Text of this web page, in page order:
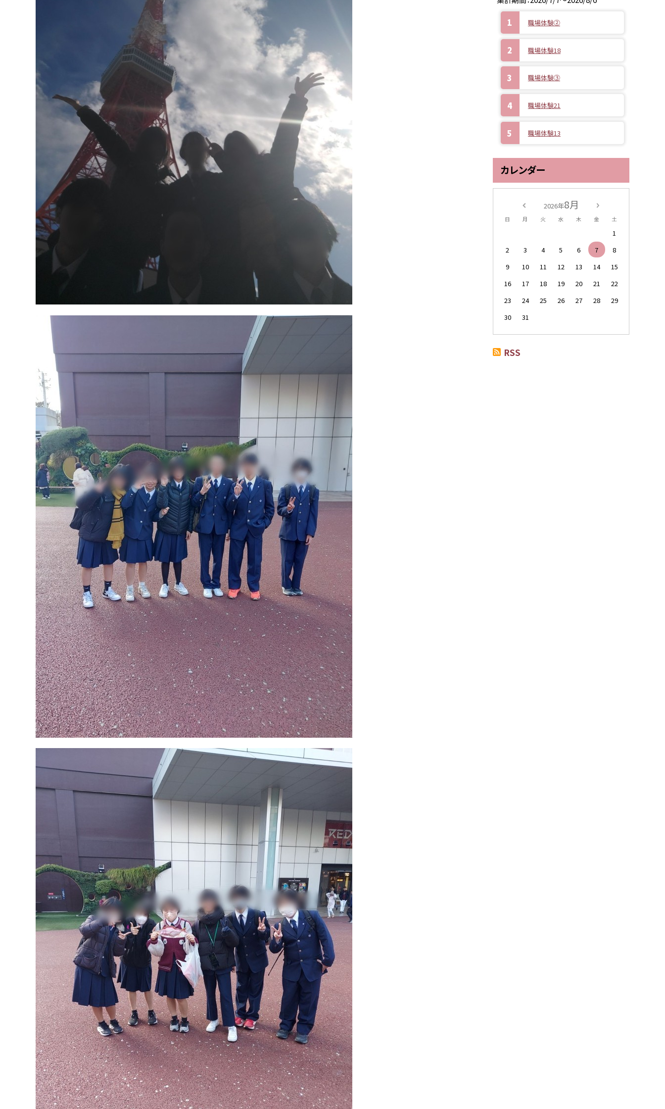
職場体験②
職場体験18
職場体験③
職場体験21
職場体験13
カレンダー
2026年8月
日 月 火 水 木 金 土
1
2
3 4 5 6 7
8
9
10 11 12 13 14
15
16
17 18 19 20 21
22
23
24 25 26 27 28
29
30
31
RSS